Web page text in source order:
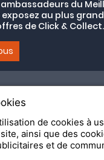
ambassadeurs du
exposez au plus grand
de Click & Collect.
au collectif
Vous, édité parAPI & YOU
de cookies à
ainsi que des
et de